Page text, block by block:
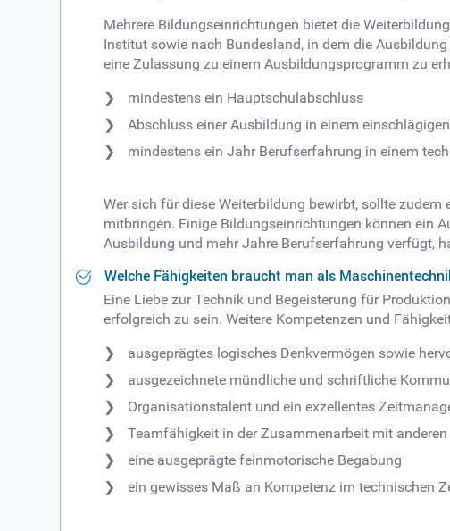
Mehrere Bildungseinrichtungen bietet die
Institut sowie nach Bundesland, in dem die
eine Zulassung zu einem Ausbildungsprogramm zu
mindestens ein Hauptschulabschluss
Abschluss einer Ausbildung in einem
mindestens ein Jahr Berufserfahrung in einem
Wer sich für diese Weiterbildung bewirbt, sollte
mitbringen. Einige Bildungseinrichtungen können ein
Ausbildung und mehr Jahre Berufserfahrung verfügt,
Welche Fähigkeiten braucht man als
Eine Liebe zur Technik und Begeisterung für
erfolgreich zu sein. Weitere Kompetenzen und
ausgeprägtes logisches Denkvermögen sowie
ausgezeichnete mündliche und schriftliche
Organisationstalent und ein exzellentes
Teamfähigkeit in der Zusammenarbeit mit
eine ausgeprägte feinmotorische Begabung
ein gewisses Maß an Kompetenz im technischen